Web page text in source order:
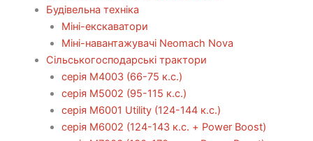
Будівельна техніка
Міні-екскаватори
Міні-навантажувачі Neomach Nova
Сільськогосподарські трактори
серія М4003 (66-75 к.с.)
серія М5002 (95-115 к.с.)
серія M6001 Utility (124-144 к.с.)
серія М6002 (124-143 к.с. + Power Boost)